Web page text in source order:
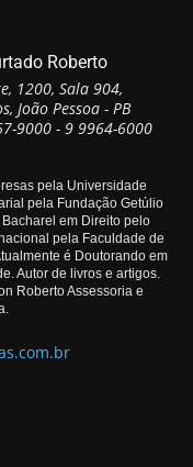
Roberto
1200, Sala 904,
João Pessoa - PB
9000 - 9 9964-6000
pela Universidade
pela Fundação Getúlio
em Direito pelo
pela Faculdade de
é Doutorando em
Autor de livros e artigos.
Roberto Assessoria e